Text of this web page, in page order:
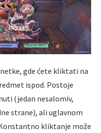
gde ćete kliktati na
ispod. Postoje
(jedan nesalomiv,
strane), ali uglavnom
kliktanje može